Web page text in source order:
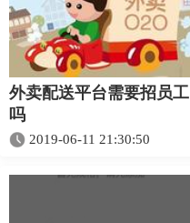
外卖配送平台需要招员工
吗
2019-06-11 21:30:50